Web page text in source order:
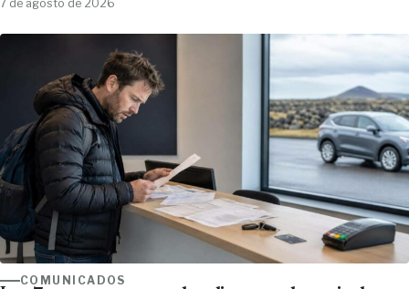
7 de agosto de 2026
COMUNICADOS